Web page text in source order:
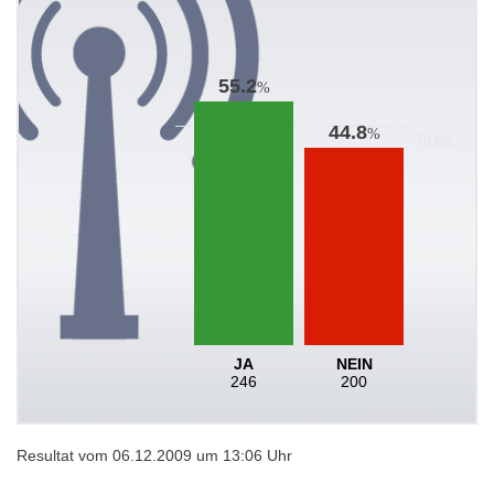
55.2%
JA
246
44.8%
NEIN
200
Resultat vom 06.12.2009 um 13:06 Uhr